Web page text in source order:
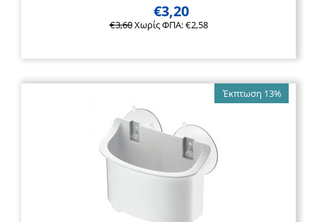
€3,60
€3,20
Χωρίς ΦΠΑ:€2,58
Έκπτωση 13%